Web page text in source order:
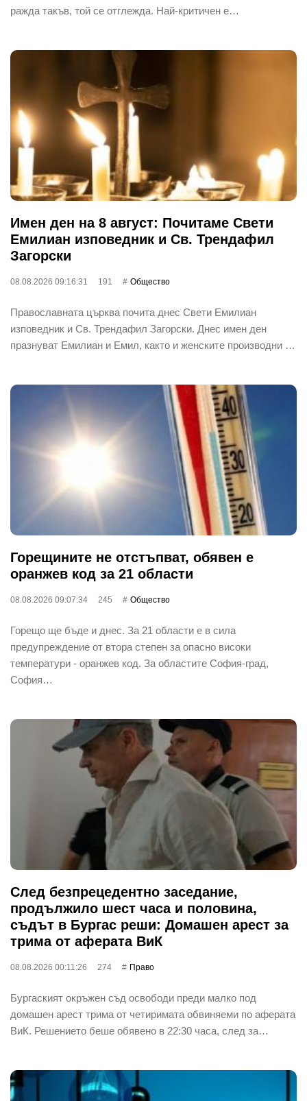
ражда такъв, той се отглежда. Най-критичен е…
Имен ден на 8 август: Почитаме Свети
Емилиан изповедник и Св. Трендафил
Загорски
08.08.2026 09:16:31 191 Общество
Православната църква почита днес Свети Емилиан
изповедник и Св. Трендафил Загорски. Днес имен ден
празнуват Емилиан и Емил, както и женските производни …
Горещините не отстъпват, обявен е
оранжев код за 21 области
08.08.2026 09:07:34 245 Общество
Горещо ще бъде и днес. За 21 области е в сила
предупреждение от втора степен за опасно високи
температури - оранжев код. За областите София-град,
София…
След безпрецедентно заседание,
продължило шест часа и половина,
съдът в Бургас реши: Домашен арест за
трима от аферата ВиК
08.08.2026 00:11:26 274 Право
Бургаският окръжен съд освободи преди малко под
домашен арест трима от четиримата обвиняеми по аферата
ВиК. Решението беше обявено в 22:30 часа, след за…